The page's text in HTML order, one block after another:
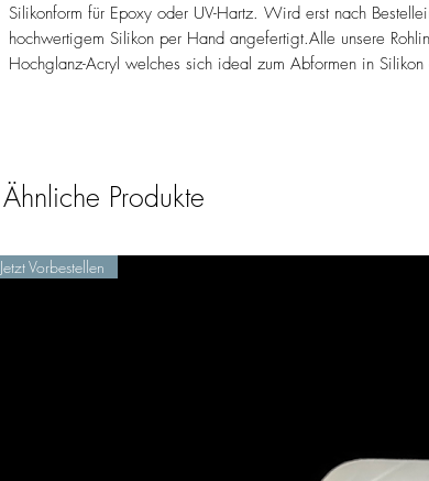
Silikonform für Epoxy oder UV-Hartz. Wird erst nach
hochwertigem Silikon per Hand angefertigt.Alle unsere
Hochglanz-Acryl welches sich ideal zum Abformen in Silikon
Ähnliche Produkte
Jetzt Vorbestellen